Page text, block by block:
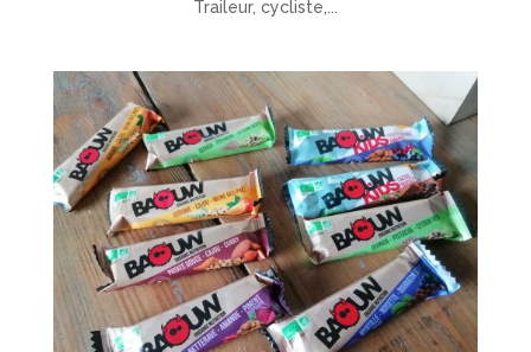
Traileur, cycliste,...